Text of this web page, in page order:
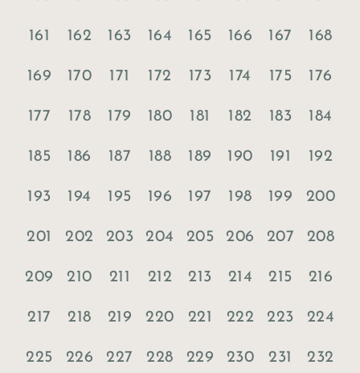
161 162 163 164 165 166 167 168
169 170 171 172 173 174 175 176
177 178 179 180 181 182 183 184
185 186 187 188 189 190 191 192
193 194 195 196 197 198 199 200
201 202 203 204 205 206 207 208
209 210 211 212 213 214 215 216
217 218 219 220 221 222 223 224
225 226 227 228 229 230 231 232